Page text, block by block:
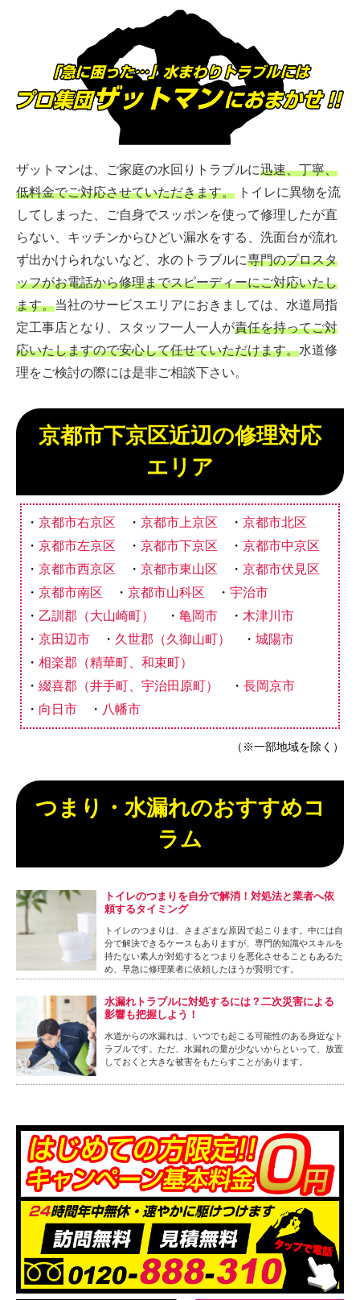
ザットマンは、ご家庭の水回りトラブルに迅速、丁寧、
低料金でご対応させていただきます。 トイレに異物を流
してしまった、ご自身でスッポンを使って修理したが直
らない、キッチンからひどい漏水をする、洗面台が流れ
ず出かけられないなど、水のトラブルに専門のプロスタ
ッフがお電話から修理までスピーディーにご対応いたし
ます。当社のサービスエリアにおきましては、水道局指
定工事店となり、スタッフ一人一人が責任を持ってご対
応いたしますので安心して任せていただけます。水道修
理をご検討の際には是非ご相談下さい。
京都市下京区近辺の修理対応
エリア
京都市右京区 京都市上京区
京都市北区
京都市左京区
京都市下京区
京都市中京区
京都市西京区
京都市東山区
京都市伏見区
京都市南区
京都市山科区
宇治市
乙訓郡（大山崎町）
亀岡市
木津川市
京田辺市
久世郡（久御山町）
城陽市
相楽郡（精華町、和束町）
綴喜郡（井手町、宇治田原町）
長岡京市
向日市
八幡市
（※一部地域を除く）
つまり・水漏れのおすすめコ
ラム
トイレのつまりを自分で解消！対処法と業者へ依
頼するタイミング
トイレのつまりは、さまざまな原因で起こります。中には自
分で解決できるケースもありますが、専門的知識やスキルを
持たない素人が対処するとつまりを悪化させることもあるた
め、早急に修理業者に依頼したほうが賢明です。
水漏れトラブルに対処するには？二次災害による
影響も把握しよう！
水道からの水漏れは、いつでも起こる可能性のある身近なト
ラブルです。ただ、水漏れの量が少ないからといって、放置
しておくと大きな被害をもたらすことがあります。